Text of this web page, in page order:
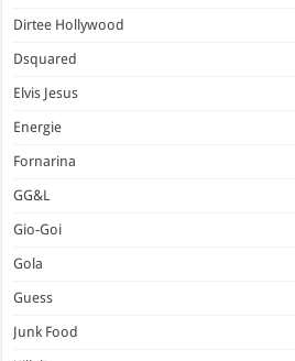
Dirtee Hollywood
Dsquared
Elvis Jesus
Energie
Fornarina
GG&L
Gio-Goi
Gola
Guess
Junk Food